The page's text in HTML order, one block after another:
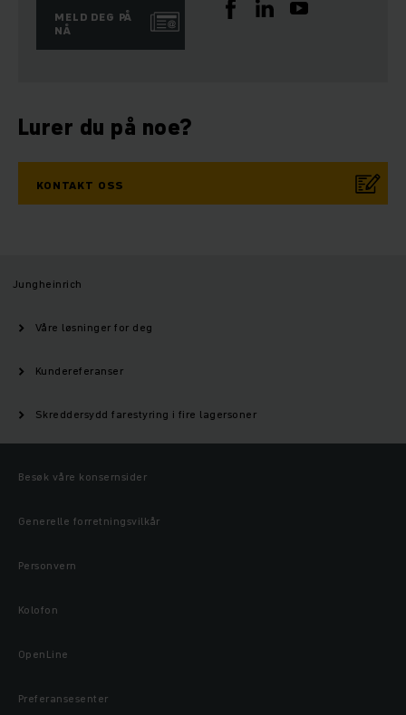
MELD DEG PÅ
NÅ
Lurer du på noe?
KONTAKT OSS
Jungheinrich
Våre løsninger for deg
Kundereferanser
Skreddersydd farestyring i fire lagersoner
Besøk våre konsernsider
Generelle forretningsvilkår
Personvern
Kolofon
OpenLine
Preferansesenter